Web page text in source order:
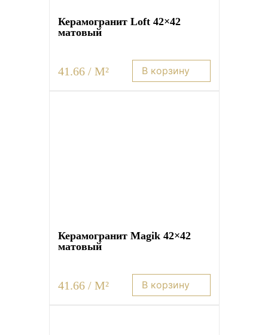
Керамогранит Loft 42×42
матовый
41.66 / M² В корзину
Керамогранит Magik 42×42
матовый
41.66 / M² В корзину